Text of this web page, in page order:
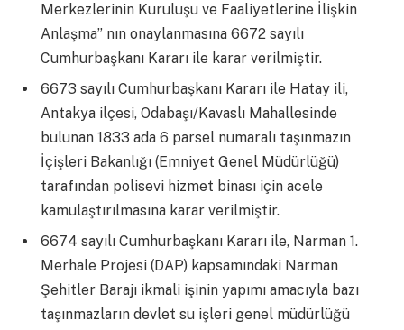
Merkezlerinin Kuruluşu ve Faaliyetlerine İlişkin
Anlaşma” nın onaylanmasına 6672 sayılı
Cumhurbaşkanı Kararı ile karar verilmiştir.
6673 sayılı Cumhurbaşkanı Kararı ile Hatay ili,
Antakya ilçesi, Odabaşı/Kavaslı Mahallesinde
bulunan 1833 ada 6 parsel numaralı taşınmazın
İçişleri Bakanlığı (Emniyet Genel Müdürlüğü)
tarafından polisevi hizmet binası için acele
kamulaştırılmasına karar verilmiştir.
6674 sayılı Cumhurbaşkanı Kararı ile, Narman 1.
Merhale Projesi (DAP) kapsamındaki Narman
Şehitler Barajı ikmali işinin yapımı amacıyla bazı
taşınmazların devlet su işleri genel müdürlüğü